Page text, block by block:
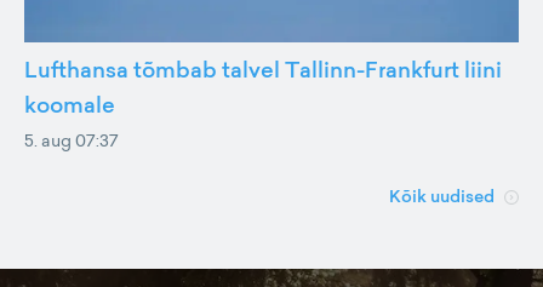
Lufthansa tõmbab talvel Tallinn-Frankfurt liini
koomale
5. aug 07:37
Kõik uudised